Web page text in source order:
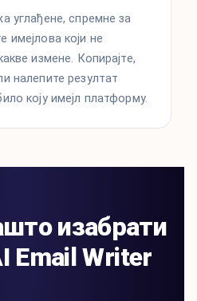
углађене, спремне за
имејлова који не
измене. Копирајте,
налепите резултат
коју имејл платформу.
изабрати
Email Writer